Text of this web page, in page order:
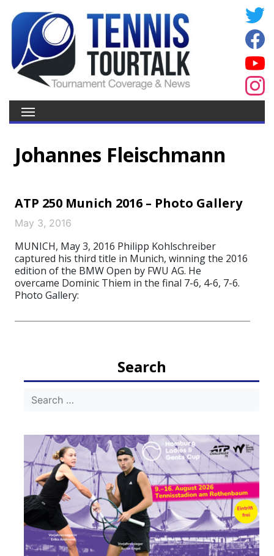
Johannes Fleischmann
ATP 250 Munich 2016 – Photo Gallery
May 3, 2016
MUNICH, May 3, 2016 Philipp Kohlschreiber
captured his third title in Munich, winning the 2016
edition of the BMW Open by FWU AG. He
overcame Dominic Thiem in the final 7-6, 4-6, 7-6.
Photo Gallery:
Search